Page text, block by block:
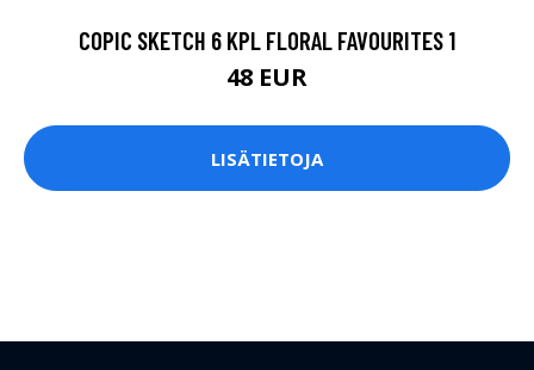
COPIC SKETCH 6 KPL FLORAL FAVOURITES 1
48 EUR
LISÄTIETOJA